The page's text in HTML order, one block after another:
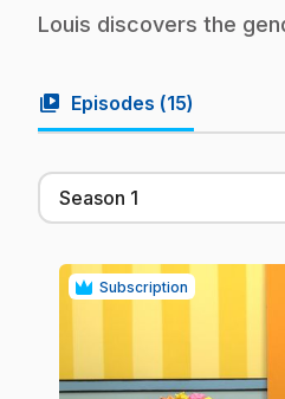
Louis discovers the
video_library Episodes (15)
Subscription